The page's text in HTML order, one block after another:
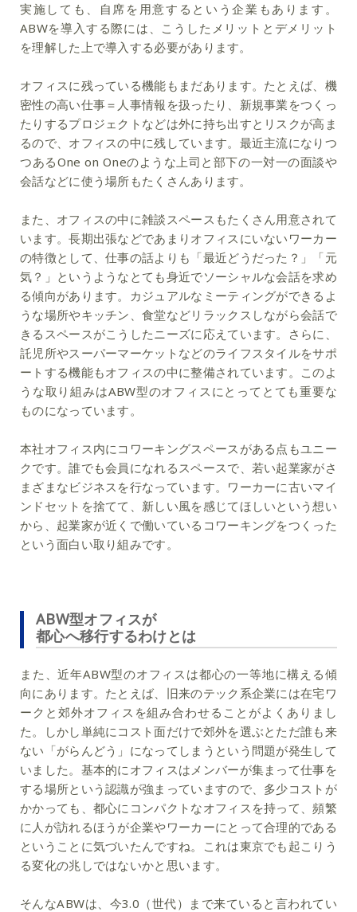
実施しても、自席を用意するという企業もあります。
ABWを導入する際には、こうしたメリットとデメリット
を理解した上で導入する必要があります。
オフィスに残っている機能もまだあります。たとえば、機
密性の高い仕事＝人事情報を扱ったり、新規事業をつくっ
たりするプロジェクトなどは外に持ち出すとリスクが高ま
るので、オフィスの中に残しています。最近主流になりつ
つあるOne on Oneのような上司と部下の一対一の面談や
会話などに使う場所もたくさんあります。
また、オフィスの中に雑談スペースもたくさん用意されて
います。長期出張などであまりオフィスにいないワーカー
の特徴として、仕事の話よりも「最近どうだった？」「元
気？」というようなとても身近でソーシャルな会話を求め
る傾向があります。カジュアルなミーティングができるよ
うな場所やキッチン、食堂などリラックスしながら会話で
きるスペースがこうしたニーズに応えています。さらに、
託児所やスーパーマーケットなどのライフスタイルをサポ
ートする機能もオフィスの中に整備されています。このよ
うな取り組みはABW型のオフィスにとってとても重要な
ものになっています。
本社オフィス内にコワーキングスペースがある点もユニー
クです。誰でも会員になれるスペースで、若い起業家がさ
まざまなビジネスを行なっています。ワーカーに古いマイ
ンドセットを捨てて、新しい風を感じてほしいという想い
から、起業家が近くで働いているコワーキングをつくった
という面白い取り組みです。
ABW型オフィスが
都心へ移行するわけとは
また、近年ABW型のオフィスは都心の一等地に構える傾
向にあります。たとえば、旧来のテック系企業には在宅ワ
ークと郊外オフィスを組み合わせることがよくありまし
た。しかし単純にコスト面だけで郊外を選ぶとただ誰も来
ない「がらんどう」になってしまうという問題が発生して
いました。基本的にオフィスはメンバーが集まって仕事を
する場所という認識が強まっていますので、多少コストが
かかっても、都心にコンパクトなオフィスを持って、頻繁
に人が訪れるほうが企業やワーカーにとって合理的である
ということに気づいたんですね。これは東京でも起こりう
る変化の兆しではないかと思います。
そんなABWは、今3.0（世代）まで来ていると言われてい